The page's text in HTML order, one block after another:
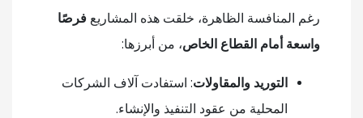
رغم المنافسة الظاهرة، خلقت هذه المشاريع فرصًا
واسعة أمام القطاع الخاص، من أبرزها:
التوريد والمقاولات: استفادت آلاف الشركات
المحلية من عقود التنفيذ والإنشاء.